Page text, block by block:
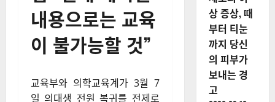
내용으로는 교육
이 불가능할 것”
교육부와 의학교육계가 3월 7
일 의대생 전원 복귀를 전제로
상 증상, 때
부터 티눈
까지 당신
의 피부가
보내는 경
고